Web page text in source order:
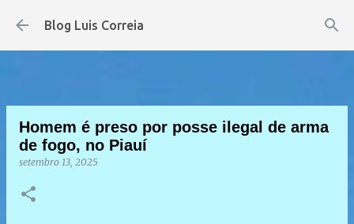
Pular para o conteúdo principal
Blog Luis Correia
Homem é preso por posse ilegal de arma
de fogo, no Piauí
setembro 13, 2025